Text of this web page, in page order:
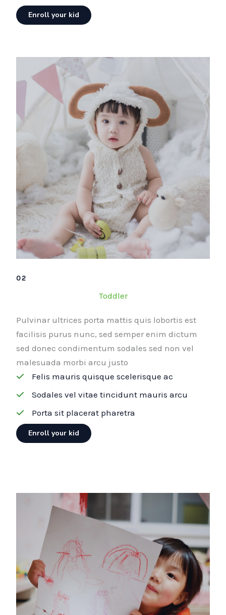
Enroll your kid
02
Toddler
Pulvinar ultrices porta mattis quis lobortis est
facilisis purus nunc, sed semper enim dictum
sed donec condimentum sodales sed non vel
malesuada morbi arcu justo
Felis mauris quisque scelerisque ac
Sodales vel vitae tincidunt mauris arcu
Porta sit placerat pharetra
Enroll your kid